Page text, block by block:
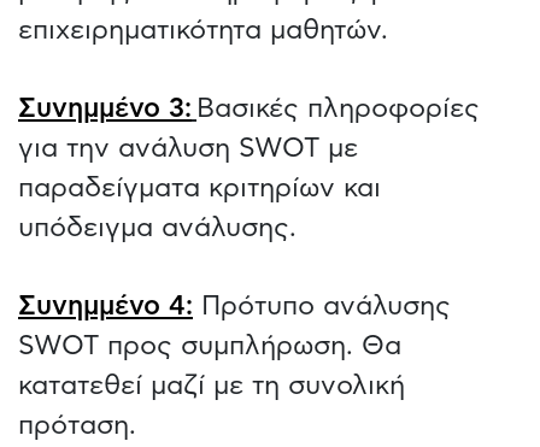
επιχειρηματικότητα μαθητών.
​​Συνημμένο 3: Βασικές πληροφορίες
για την ανάλυση SWOT με
παραδείγματα κριτηρίων και
υπόδειγμα ανάλυσης.
Συνημμένο 4: Πρότυπο ανάλυσης
SWOT προς συμπλήρωση. Θα
κατατεθεί μαζί με τη συνολική
πρόταση.